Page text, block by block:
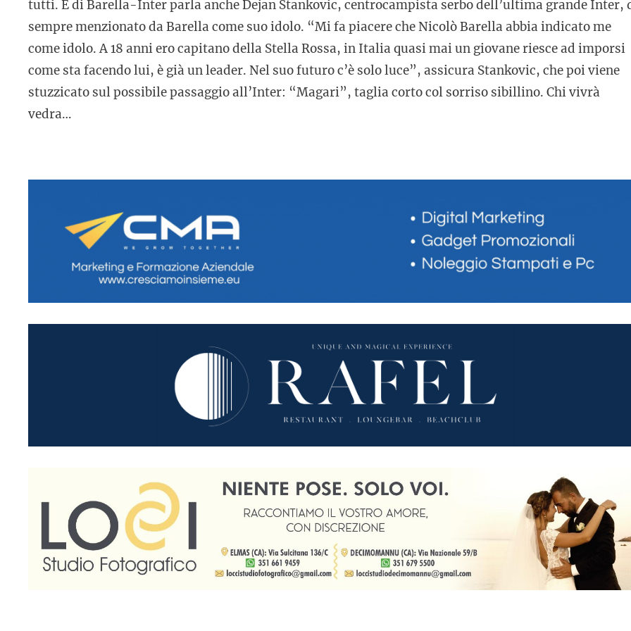
tutti. E di Barella-Inter parla anche Dejan Stankovic, centrocampista serbo dell’ultima grande Inter,
sempre menzionato da Barella come suo idolo. “Mi fa piacere che Nicolò Barella abbia indicato me
come idolo. A 18 anni ero capitano della Stella Rossa, in Italia quasi mai un giovane riesce ad imporsi
come sta facendo lui, è già un leader. Nel suo futuro c’è solo luce”, assicura Stankovic, che poi viene
stuzzicato sul possibile passaggio all’Inter: “Magari”, taglia corto col sorriso sibillino. Chi vivrà
vedra…